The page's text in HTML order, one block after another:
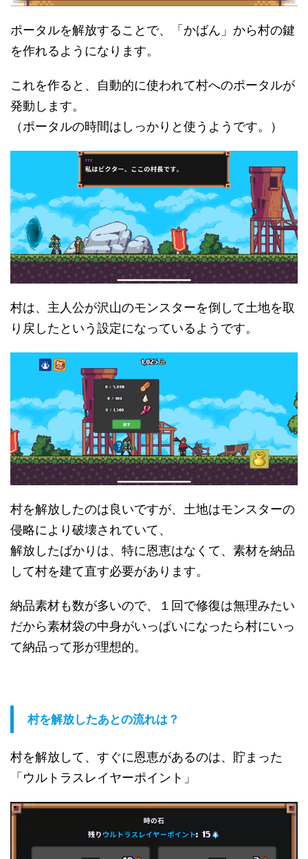
ポータルを解放することで、「かばん」から村の鍵
を作れるようになります。
これを作ると、自動的に使われて村へのポータルが
発動します。
（ポータルの時間はしっかりと使うようです。）
村は、主人公が沢山のモンスターを倒して土地を取
り戻したという設定になっているようです。
村を解放したのは良いですが、土地はモンスターの
侵略により破壊されていて、
解放したばかりは、特に恩恵はなくて、素材を納品
して村を建て直す必要があります。
納品素材も数が多いので、１回で修復は無理みたい
だから素材袋の中身がいっぱいになったら村にいっ
て納品って形が理想的。
村を解放したあとの流れは？
村を解放して、すぐに恩恵があるのは、貯まった
「ウルトラスレイヤーポイント」